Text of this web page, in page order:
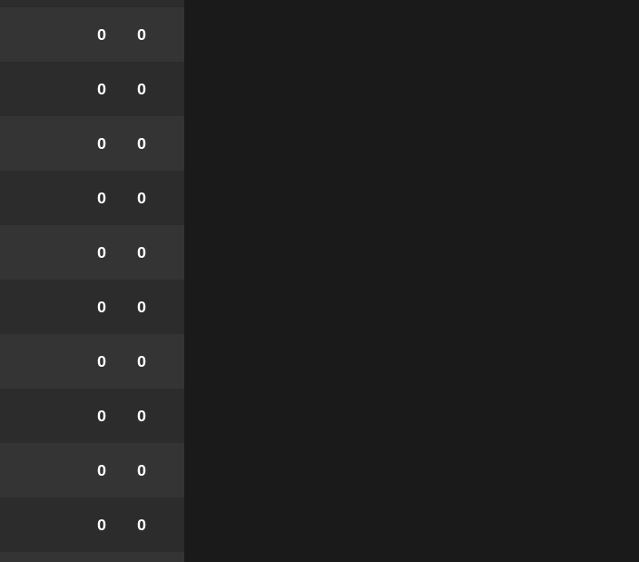
0 0
0 0
0 0
0 0
0 0
0 0
0 0
0 0
0 0
0 0